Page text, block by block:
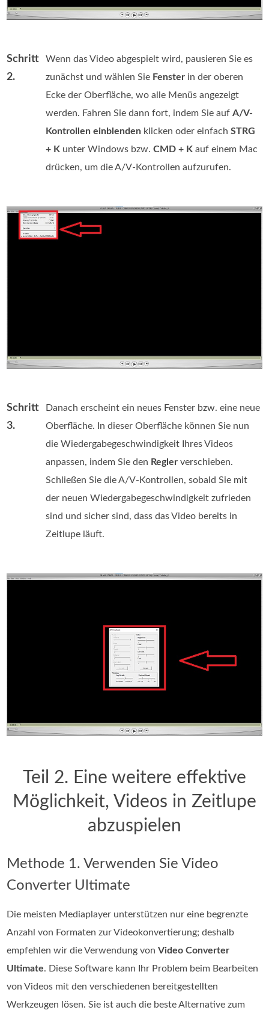
Schritt
2.
Wenn das Video abgespielt wird, pausieren Sie es
zunächst und wählen Sie Fenster in der oberen
Ecke der Oberfläche, wo alle Menüs angezeigt
werden. Fahren Sie dann fort, indem Sie aufA/V-
Kontrollen einblenden klicken oder einfachSTRG
+ K unter Windows bzw.CMD + K auf einem Mac
drücken, um die A/V-Kontrollen aufzurufen.
Schritt
3.
Danach erscheint ein neues Fenster bzw. eine neue
Oberfläche. In dieser Oberfläche können Sie nun
die Wiedergabegeschwindigkeit Ihres Videos
anpassen, indem Sie den Regler verschieben.
Schließen Sie die A/V-Kontrollen, sobald Sie mit
der neuen Wiedergabegeschwindigkeit zufrieden
sind und sicher sind, dass das Video bereits in
Zeitlupe läuft.
Teil 2. Eine weitere effektive
Möglichkeit, Videos in Zeitlupe
abzuspielen
Methode 1. Verwenden Sie Video
Converter Ultimate
Die meisten Mediaplayer unterstützen nur eine begrenzte
Anzahl von Formaten zur Videokonvertierung; deshalb
empfehlen wir die Verwendung vonVideo Converter
Ultimate. Diese Software kann Ihr Problem beim Bearbeiten
von Videos mit den verschiedenen bereitgestellten
Werkzeugen lösen. Sie ist auch die beste Alternative zum